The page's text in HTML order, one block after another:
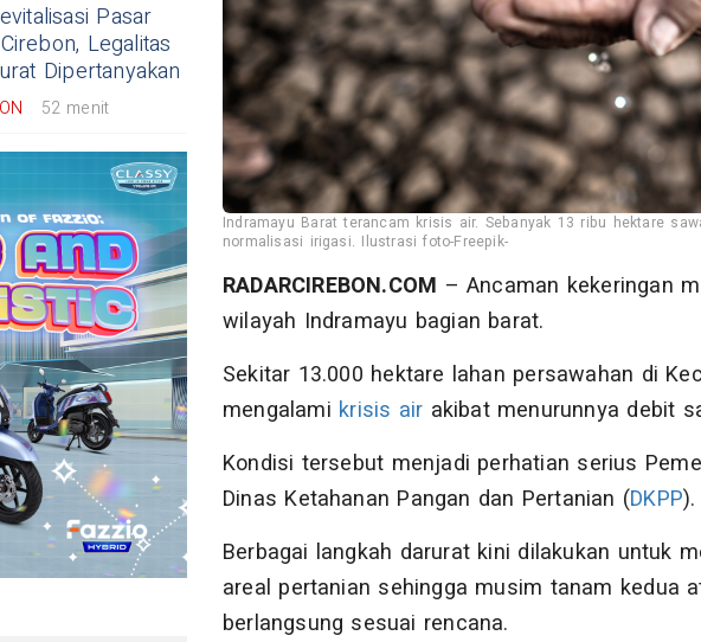
Pasar
Legalitas
Dipertanyakan
52 menit
Indramayu Barat terancam krisis air. Sebanyak 13 ribu hektare
normalisasi irigasi. Ilustrasi foto-Freepik-
RADARCIREBON.COM – Ancaman kekeringan
wilayah Indramayu bagian barat.
Sekitar 13.000 hektare lahan persawahan di
mengalami krisis air akibat menurunnya debit
Kondisi tersebut menjadi perhatian serius
Dinas Ketahanan Pangan dan Pertanian (DKPP
Berbagai langkah darurat kini dilakukan untuk
areal pertanian sehingga musim tanam kedua
berlangsung sesuai rencana.